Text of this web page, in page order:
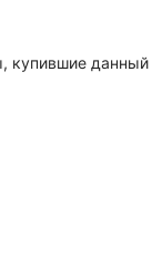
купившие